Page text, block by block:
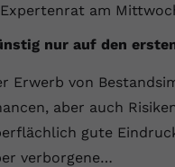
Expertenrat am
nur auf den
Erwerb von
aber auch
gute
verborgene…